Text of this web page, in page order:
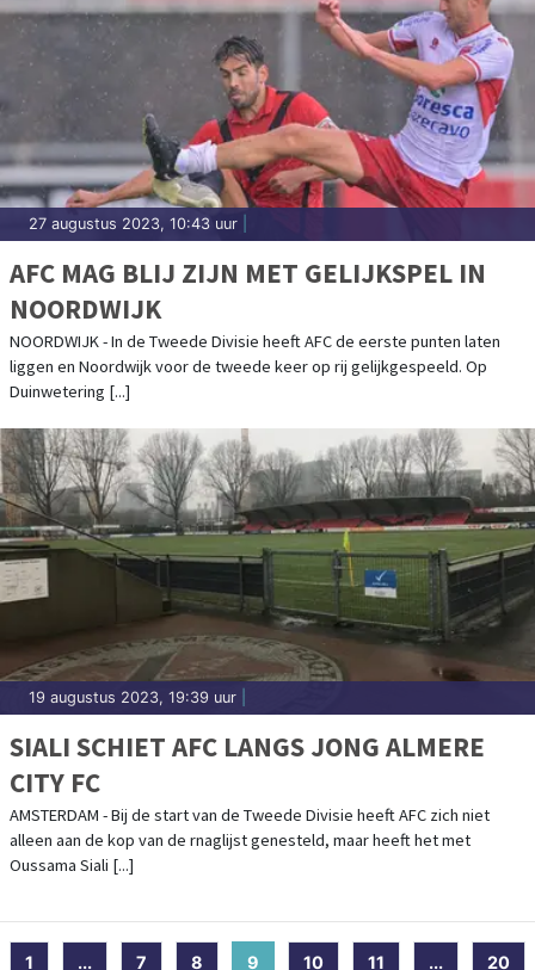
27 augustus 2023, 10:43 uur
AFC MAG BLIJ ZIJN MET GELIJKSPEL IN
NOORDWIJK
NOORDWIJK - In de Tweede Divisie heeft AFC de eerste punten laten
liggen en Noordwijk voor de tweede keer op rij gelijkgespeeld. Op
Duinwetering [...]
19 augustus 2023, 19:39 uur
SIALI SCHIET AFC LANGS JONG ALMERE
CITY FC
AMSTERDAM - Bij de start van de Tweede Divisie heeft AFC zich niet
alleen aan de kop van de rnaglijst genesteld, maar heeft het met
Oussama Siali [...]
1 ... 7 8 9 (current)
10 11 ... 20